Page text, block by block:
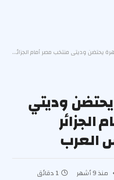
وديتي منتخب مصر أمام الجزائر استعدادًا لكأس العرب
وديتي
العرب
منذ 9 أشهر
1 دقائق